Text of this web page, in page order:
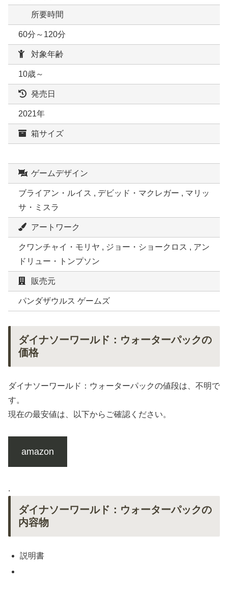
所要時間
60分～120分
対象年齢
10歳～
発売日
2021年
箱サイズ
ゲームデザイン
ブライアン・ルイス , デビッド・マクレガー , マリッ
サ・ミスラ
アートワーク
クワンチャイ・モリヤ , ジョー・ショークロス , アン
ドリュー・トンプソン
販売元
パンダザウルス ゲームズ
ダイナソーワールド：ウォーターパックの
価格
ダイナソーワールド：ウォーターパックの値段は、不明で
す。
現在の最安値は、以下からご確認ください。
amazon
.
ダイナソーワールド：ウォーターパックの
内容物
説明書